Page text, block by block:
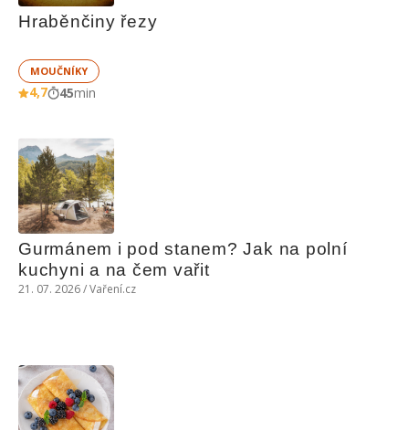
Hraběnčiny řezy
MOUČNÍKY
4,7 45min
Gurmánem i pod stanem? Jak na polní
kuchyni a na čem vařit
21. 07. 2026 / Vaření.cz